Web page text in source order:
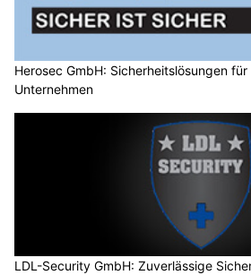
Herosec GmbH: Sicherheitslösungen
Unternehmen
LDL-Security GmbH: Zuverlässige